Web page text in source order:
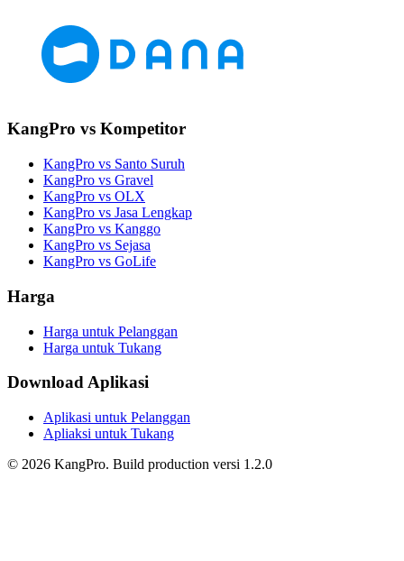
KangPro vs Kompetitor
KangPro vs Santo Suruh
KangPro vs Gravel
KangPro vs OLX
KangPro vs Jasa Lengkap
KangPro vs Kanggo
KangPro vs Sejasa
KangPro vs GoLife
Harga
Harga untuk Pelanggan
Harga untuk Tukang
Download Aplikasi
Aplikasi untuk Pelanggan
Apliaksi untuk Tukang
© 2026 KangPro. Build production versi 1.2.0